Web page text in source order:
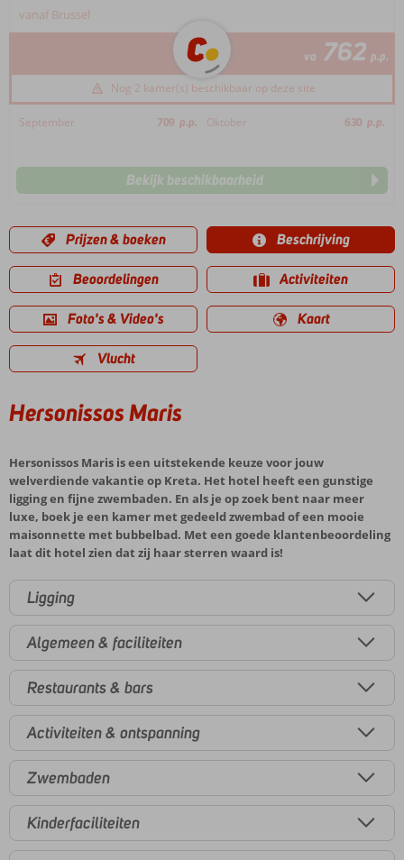
vanaf Brussel
va 762 p.p.
Nog 2 kamer(s) beschikbaar op deze site
September 709 p.p. Oktober 630 p.p.
Bekijk beschikbaarheid
Prijzen & boeken Beschrijving
Beoordelingen Activiteiten
Foto's & Video's Kaart
Vlucht
Hersonissos Maris
Hersonissos Maris is een uitstekende keuze voor jouw
welverdiende vakantie op Kreta. Het hotel heeft een gunstige
ligging en fijne zwembaden. En als je op zoek bent naar meer
luxe, boek je een kamer met gedeeld zwembad of een mooie
maisonnette met bubbelbad. Met een goede klantenbeoordeling
laat dit hotel zien dat zij haar sterren waard is!
Ligging
Algemeen & faciliteiten
Restaurants & bars
Activiteiten & ontspanning
Zwembaden
Kinderfaciliteiten